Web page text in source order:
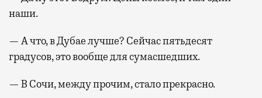
наши.
— А что, в Дубае лучше? Сейчас пятьдесят
градусов, это вообще для сумасшедших.
— В Сочи, между прочим, стало прекрасно.